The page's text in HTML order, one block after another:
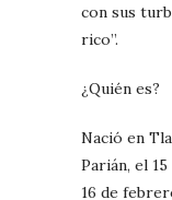
con sus
rico”.
¿Quién es?
Nació en
Parián, el
16 de